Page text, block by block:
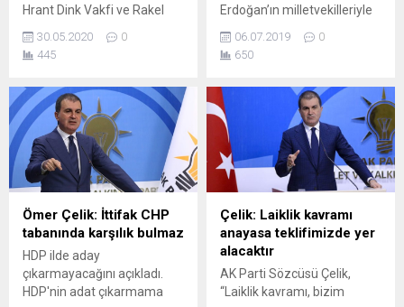
Hrant Dink Vakfi ve Rakel
tehdidiyle ilgili açıklama
yapan AK parti Sözcüsü
provokasyonlara müsaade
etmeyiz. Kursaklarında kalır”
dedi. AK Parti Sözcüsü
Ömer Çelik, ölümle tehdit
edilen Rakel Dink ve Hrant
Dink Vakfı avukatlarına
ilişkin Twitter hesabından
açıklama yaptı. Ömer Çelik
“Bu provokasyonlara
müsaade etmeyiz....
30.05.2020
0
445
Erdoğan’ın milletvekilleriyle
yaptı. Çelik, AK Parti'nin
sonbaharda
yapacağını söylerken yeni
sistem tartışmalarına da
değindi. Çelik, "Sistemin
birinci yılında performans
çözümü yapılacak" dedi. AK
Parti Sözcüsü Ömer
Çelik, Cumhurbaşkanı
Erdoğan’ın milletvekilleriyle
görüşmesi sonrası
Çelik, “Cumhurbaşkanı iç ve
dış politikaya...
06.07.2019
0
650
Ömer Çelik: İttifak CHP
tabanında karşılık bulmaz
HDP ilde aday
çıkarmayacağını açıkladı.
HDP'nin adat çıkarmama
Çelik: Laiklik kavramı
anayasa teklifimizde yer
alacaktır
AK Parti Sözcüsü Çelik,
“Laiklik kavramı, bizim